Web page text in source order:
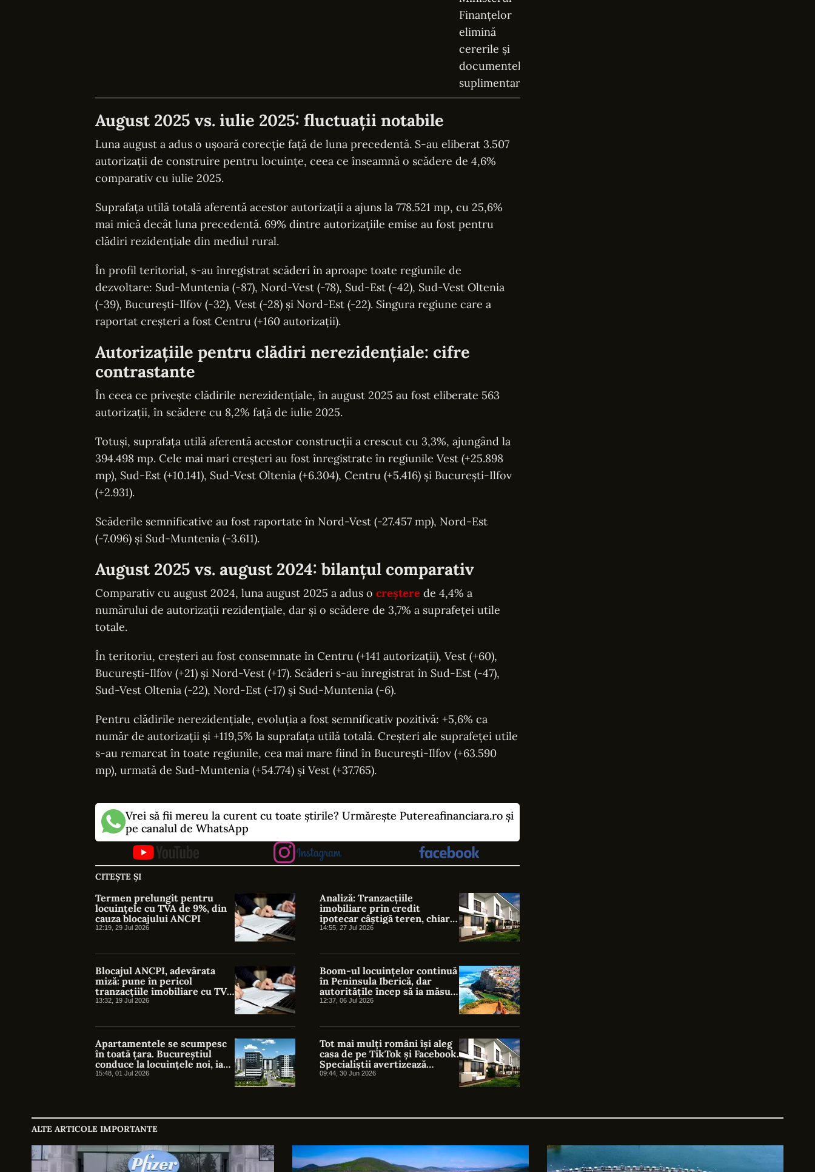
August 2025 vs. iulie 2025: fluctuații notabile
Luna august a adus o ușoară corecție față de luna precedentă. S-au eliberat 3.507
autorizații de construire pentru locuințe, ceea ce înseamnă o scădere de 4,6%
comparativ cu iulie 2025.
Suprafața utilă totală aferentă acestor autorizații a ajuns la 778.521 mp, cu 25,6%
mai mică decât luna precedentă. 69% dintre autorizațiile emise au fost pentru
clădiri rezidențiale din mediul rural.
În profil teritorial, s-au înregistrat scăderi în aproape toate regiunile de
dezvoltare: Sud-Muntenia (-87), Nord-Vest (-78), Sud-Est (-42), Sud-Vest Oltenia
(-39), București-Ilfov (-32), Vest (-28) și Nord-Est (-22). Singura regiune care a
raportat creșteri a fost Centru (+160 autorizații).
Autorizațiile pentru clădiri nerezidențiale: cifre
contrastante
În ceea ce privește clădirile nerezidențiale, în august 2025 au fost eliberate 563
autorizații, în scădere cu 8,2% față de iulie 2025.
Totuși, suprafața utilă aferentă acestor construcții a crescut cu 3,3%, ajungând la
394.498 mp. Cele mai mari creșteri au fost înregistrate în regiunile Vest (+25.898
mp), Sud-Est (+10.141), Sud-Vest Oltenia (+6.304), Centru (+5.416) și București-Ilfov
(+2.931).
Scăderile semnificative au fost raportate în Nord-Vest (-27.457 mp), Nord-Est
(-7.096) și Sud-Muntenia (-3.611).
August 2025 vs. august 2024: bilanțul comparativ
Comparativ cu august 2024, luna august 2025 a adus o creștere de 4,4% a
numărului de autorizații rezidențiale, dar și o scădere de 3,7% a suprafeței utile
totale.
În teritoriu, creșteri au fost consemnate în Centru (+141 autorizații), Vest (+60),
București-Ilfov (+21) și Nord-Vest (+17). Scăderi s-au înregistrat în Sud-Est (-47),
Sud-Vest Oltenia (-22), Nord-Est (-17) și Sud-Muntenia (-6).
Pentru clădirile nerezidențiale, evoluția a fost semnificativ pozitivă: +5,6% ca
număr de autorizații și +119,5% la suprafața utilă totală. Creșteri ale suprafeței utile
s-au remarcat în toate regiunile, cea mai mare fiind în București-Ilfov (+63.590
mp), urmată de Sud-Muntenia (+54.774) și Vest (+37.765).
Vrei să fii mereu la curent cu toate știrile? Urmărește Putereafinanciara.ro și
pe canalul de WhatsApp
CITEȘTE ȘI
Termen prelungit pentru
locuințele cu TVA de 9%, din
cauza blocajului ANCPI
12:19, 29 Jul 2026
Analiză: Tranzacțiile
imobiliare prin credit
ipotecar câștigă teren, chiar
dacă vânzările de locuințe
14:55, 27 Jul 2026
Blocajul ANCPI, adevărata
miză: pune în pericol
tranzacțiile imobiliare cu TVA
redus
13:32, 19 Jul 2026
Boom-ul locuințelor continuă
în Peninsula Iberică, dar
autoritățile încep să ia măsuri
de precauție
12:37, 06 Jul 2026
Apartamentele se scumpesc
în toată țara. Bucureștiul
conduce la locuințele noi, iar
Timișoara la cele vechi
15:48, 01 Jul 2026
Tot mai mulți români își aleg
casa de pe TikTok și Facebook.
Specialiștii avertizează
asupra capcanelor ascunse
09:44, 30 Jun 2026
ALTE ARTICOLE IMPORTANTE